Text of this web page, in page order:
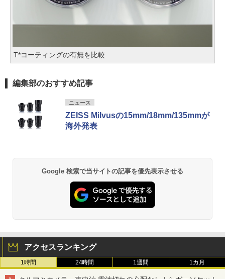
T*コーティングの有無を比較
編集部のおすすめ記事
ニュース
ZEISS Milvusの15mm/18mm/135mmが
海外発表
Google 検索で当サイトの記事を優先表示させる
アクセスランキング
1時間 24時間 1週間 1カ月